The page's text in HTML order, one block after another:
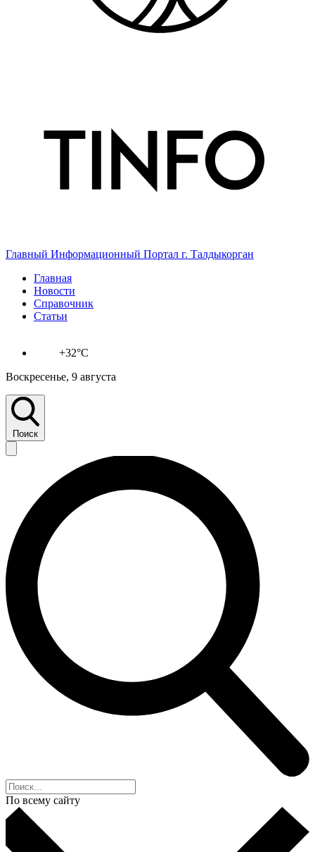
Главный Информационный Портал г. Талдыкорган
Главная
Новости
Справочник
Статьи
+32°C
Воскресенье, 9 августа
Поиск
По всему сайту